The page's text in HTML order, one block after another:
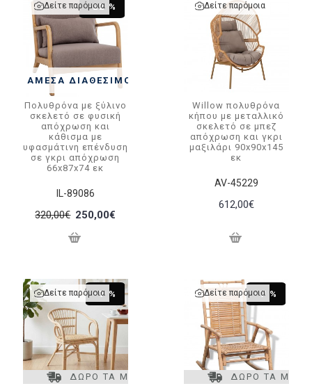
ΆΜΕΣΑ ΔΙΑΘΈΣΙΜΟ
-22 %
Δείτε παρόμοια
IL-89086
Πολυθρόνα με ξύλινο
σκελετό σε φυσική
απόχρωση και
κάθισμα με
υφασμάτινη επένδυση
σε γκρι απόχρωση
66x87x74 εκ
320,00€ 250,00€
Δείτε παρόμοια
AV-45229
Willow πολυθρόνα
κήπου με μεταλλικό
σκελετό σε μπεζ
απόχρωση και γκρι
μαξιλάρι 90x90x145
εκ
612,00€
ΔΩΡΟ ΤΑ ΜΕΤΑΦΟΡΙΚΑ
-7 %
Δείτε παρόμοια
ΔΩΡΟ ΤΑ
-7 %
Δείτε παρόμοια